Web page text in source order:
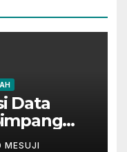
Data
MESUJI